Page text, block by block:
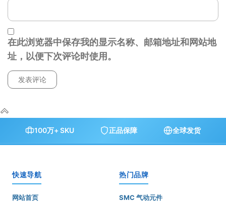
在此浏览器中保存我的显示名称、邮箱地址和网站地
址，以便下次评论时使用。
100万+ SKU 正品保障 全球发货
快速导航
网站首页
热门品牌
SMC 气动元件